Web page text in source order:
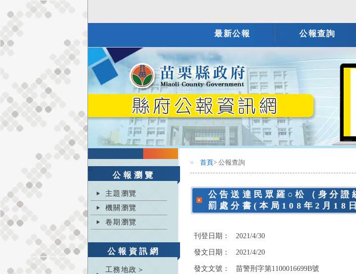
最新公報 公報查詢
:::
公報瀏覽
主題瀏覽
機關瀏覽
卷期瀏覽
公報資訊網
工務地政＞
::: 首頁> 公報查詢
公告送達民眾羅○松（身分
罰處分書(本局108年2月18
刊登日期：
2021/4/30
發文日期：
2021/4/20
發文文號：
苗警刑字第1100016699B號